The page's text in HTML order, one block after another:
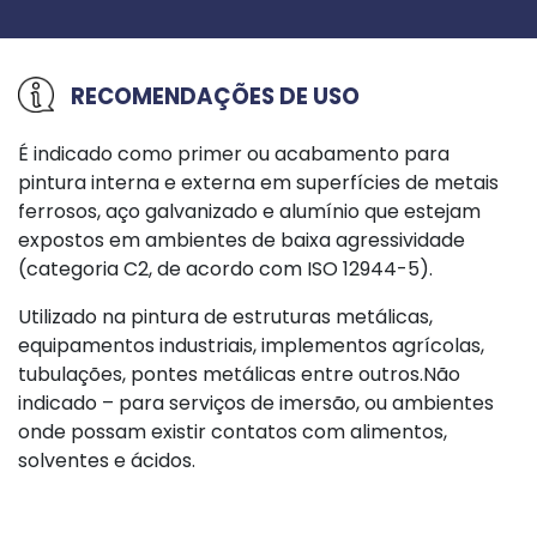
RECOMENDAÇÕES DE USO
É indicado como primer ou acabamento para
pintura interna e externa em superfícies de metais
ferrosos, aço galvanizado e alumínio que estejam
expostos em ambientes de baixa agressividade
(categoria C2, de acordo com ISO 12944-5).
Utilizado na pintura de estruturas metálicas,
equipamentos industriais, implementos agrícolas,
tubulações, pontes metálicas entre outros.Não
indicado – para serviços de imersão, ou ambientes
onde possam existir contatos com alimentos,
solventes e ácidos.